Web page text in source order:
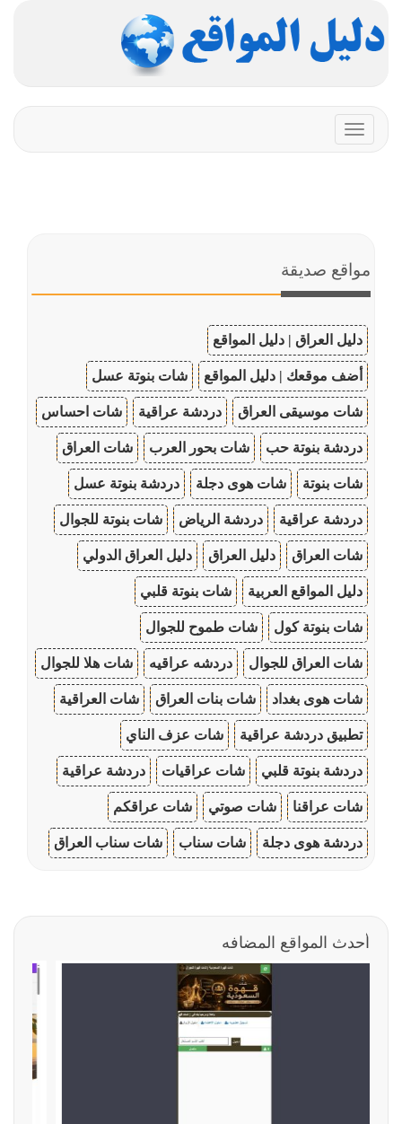
Toggle
navigation
مواقع صديقة
دليل العراق | دليل المواقع
أضف موقعك | دليل المواقع شات بنوتة عسل
شات موسيقى العراق دردشة عراقية شات احساس
دردشة بنوتة حب شات بحور العرب شات العراق
شات بنوتة شات هوى دجلة دردشة بنوتة عسل
دردشة عراقية دردشة الرياض شات بنوتة للجوال
شات العراق دليل العراق دليل العراق الدولي
دليل المواقع العربية شات بنوتة قلبي
شات بنوتة كول شات طموح للجوال
شات العراق للجوال دردشه عراقيه شات هلا للجوال
شات هوى بغداد شات بنات العراق شات العراقية
تطبيق دردشة عراقية شات عزف الناي
دردشة بنوتة قلبي شات عراقيات دردشة عراقية
شات عراقنا شات صوتي شات عراقكم
دردشة هوى دجلة شات سناب شات سناب العراق
أحدث المواقع المضافه